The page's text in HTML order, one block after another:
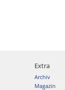
Extra
Archiv
Magazin